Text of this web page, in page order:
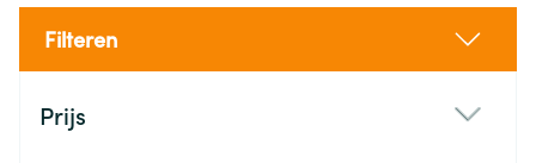
Filteren
Prijs